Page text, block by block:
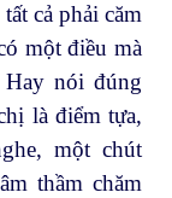
cả phải căm
một điều mà
nói đúng
là điểm tựa,
một chút
thầm chăm